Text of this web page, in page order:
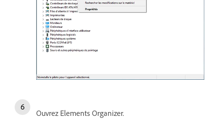
Ouvrez Elements Organizer.